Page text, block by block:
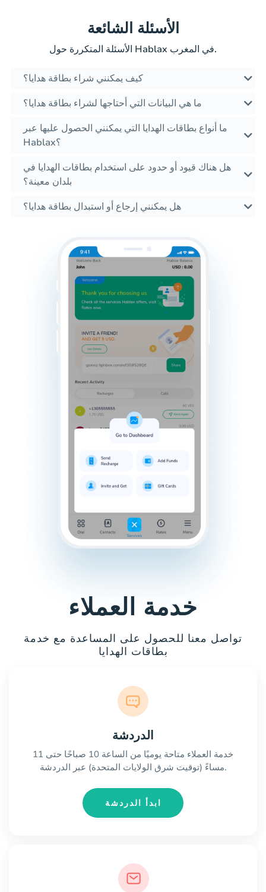
الأسئلة الشائعة
الأسئلة المتكررة حول Hablax في المغرب.
كيف يمكنني شراء بطاقة هدايا؟
ما هي البيانات التي أحتاجها لشراء بطاقة هدايا؟
ما أنواع بطاقات الهدايا التي يمكنني الحصول عليها عبر
Hablax؟
هل هناك قيود أو حدود على استخدام بطاقات الهدايا في
بلدان معينة؟
هل يمكنني إرجاع أو استبدال بطاقة هدايا؟
خدمة العملاء
تواصل معنا للحصول على المساعدة مع خدمة
بطاقات الهدايا
الدردشة
خدمة العملاء متاحة يوميًا من الساعة 10 صباحًا حتى 11
مساءً (توقيت شرق الولايات المتحدة) عبر الدردشة.
ابدأ الدردشة